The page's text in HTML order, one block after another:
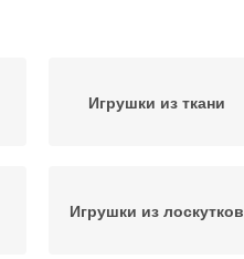
Игрушки из ткани
Игрушки из лоскутков